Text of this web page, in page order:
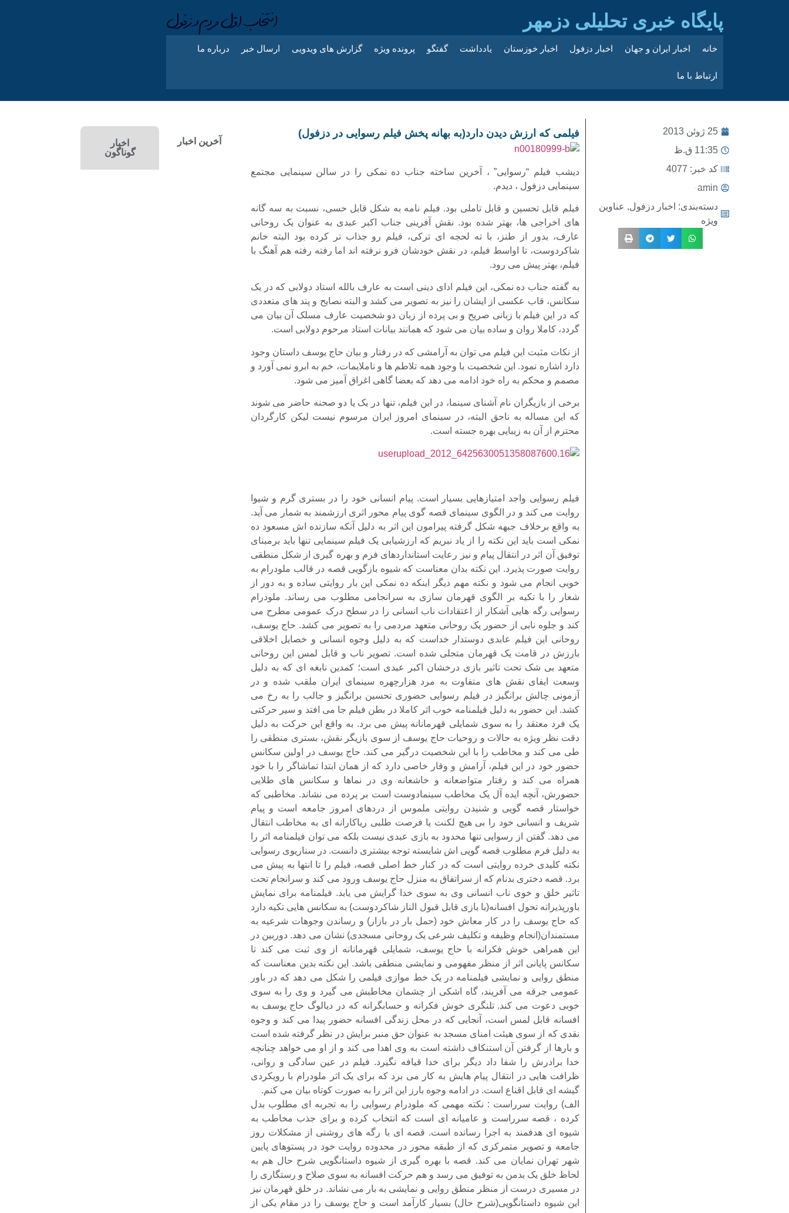
پایگاه خبری تحلیلی دزمهر
خانه اخبار ایران و جهان اخبار دزفول اخبار خوزستان یادداشت گفتگو پرونده ویژه گزارش های ویدویی ارسال خبر درباره ما
ارتباط با ما
25 ژوئن 2013
11:35 ق.ظ
کد خبر: 4077
amin
دسته‌بندی: اخبار دزفول, عناوین
ویژه
فیلمی که ارزش دیدن دارد(به بهانه پخش فیلم رسوایی در دزفول)
دیشب فیلم “رسوایی” ، آخرین ساخته جناب ده نمکی را در سالن سینمایی مجتمع
سینمایی دزفول ، دیدم.
فیلم قابل تحسین و قابل تاملی بود. فیلم نامه به شکل قابل حسی، نسبت به سه گانه
های اخراجی ها، بهتر شده بود. نقش آفرینی جناب اکبر عبدی به عنوان یک روحانی
عارف، بدور از طنز، با ته لحجه ای ترکی، فیلم رو جذاب تر کرده بود البته خانم
شاکردوست، تا اواسط فیلم، در نقش خودشان فرو نرفته اند اما رفته رفته هم آهنگ با
فیلم، بهتر پیش می رود.
به گفته جناب ده نمکی، این فیلم ادای دینی است به عارف بالله استاد دولابی که در یک
سکانس، قاب عکسی از ایشان را نیز به تصویر می کشد و البته نصایح و پند های متعددی
که در این فیلم با زبانی صریح و بی پرده از زبان دو شخصیت عارف مسلک آن بیان می
گردد، کاملا روان و ساده بیان می شود که همانند بیانات استاد مرحوم دولابی است.
از نکات مثبت این فیلم می توان به آرامشی که در رفتار و بیان حاج یوسف داستان وجود
دارد اشاره نمود. این شخصیت با وجود همه تلاطم ها و ناملایمات، خم به ابرو نمی آورد و
مصمم و محکم به راه خود ادامه می دهد که بعضا گاهی اغراق آمیز می شود.
برخی از بازیگران نام آشنای سینما، در این فیلم، تنها در یک یا دو صحنه حاضر می شوند
که این مساله به ناحق البته، در سینمای امروز ایران مرسوم نیست لیکن کارگردان
محترم از آن به زیبایی بهره جسته است.
فیلم رسوایی واجد امتیازهایی بسیار است. پیام انسانی خود را در بستری گرم و شیوا
روایت می کند و در الگوی سینمای قصه گوی پیام محور اثری ارزشمند به شمار می آید.
به واقع برخلاف جبهه شکل گرفته پیرامون این اثر به دلیل آنکه سازنده اش مسعود ده
نمکی است باید این نکته را از یاد نبریم که ارزشیابی یک فیلم سینمایی تنها باید برمبنای
توفیق آن اثر در انتقال پیام و نیز رعایت استانداردهای فرم و بهره گیری از شکل منطقی
روایت صورت پذیرد. این نکته بدان معناست که شیوه بازگویی قصه در قالب ملودرام به
خوبی انجام می شود و نکته مهم دیگر اینکه ده نمکی این بار روایتی ساده و به دور از
شعار را با تکیه بر الگوی قهرمان سازی به سرانجامی مطلوب می رساند. ملودرام
رسوایی رگه هایی آشکار از اعتقادات ناب انسانی را در سطح درک عمومی مطرح می
کند و جلوه نابی از حضور یک روحانی متعهد مردمی را به تصویر می کشد. حاج یوسف،
روحانی این فیلم عابدی دوستدار خداست که به دلیل وجوه انسانی و خصایل اخلاقی
بارزش در قامت یک قهرمان متجلی شده است. تصویر ناب و قابل لمس این روحانی
متعهد بی شک تحت تاثیر بازی درخشان اکبر عبدی است؛ کمدین نابغه ای که به دلیل
وسعت ایفای نقش های متفاوت به مرد هزارچهره سینمای ایران ملقب شده و در
آزمونی چالش برانگیز در فیلم رسوایی حضوری تحسین برانگیز و جالب را به رخ می
کشد. این حضور به دلیل فیلمنامه خوب اثر کاملا در بطن فیلم جا می افتد و سیر حرکتی
یک فرد معتقد را به سوی شمایلی قهرمانانه پیش می برد. به واقع این حرکت به دلیل
دقت نظر ویژه به حالات و روحیات حاج یوسف از سوی بازیگر نقش، بستری منطقی را
طی می کند و مخاطب را با این شخصیت درگیر می کند. حاج یوسف در اولین سکانس
حضور خود در این فیلم، آرامش و وقار خاصی دارد که از همان ابتدا تماشاگر را با خود
همراه می کند و رفتار متواضعانه و خاشعانه وی در نماها و سکانس های طلایی
حضورش، آنچه ایده آل یک مخاطب سینمادوست است بر پرده می نشاند. مخاطبی که
خواستار قصه گویی و شنیدن روایتی ملموس از دردهای امروز جامعه است و پیام
شریف و انسانی خود را بی هیچ لکنت یا فرصت طلبی ریاکارانه ای به مخاطب انتقال
می دهد. گفتن از رسوایی تنها محدود به بازی عبدی نیست بلکه می توان فیلمنامه اثر را
به دلیل فرم مطلوب قصه گویی اش شایسته توجه بیشتری دانست. در سناریوی رسوایی
نکته کلیدی خرده روایتی است که در کنار خط اصلی قصه، فیلم را تا انتها به پیش می
برد. قصه دختری بدنام که از سراتفاق به منزل حاج یوسف ورود می کند و سرانجام تحت
تاثیر خلق و خوی ناب انسانی وی به سوی خدا گرایش می یابد. فیلمنامه برای نمایش
باورپذیرانه تحول افسانه(با بازی قابل قبول الناز شاکردوست) به سکانس هایی تکیه دارد
که حاج یوسف را در کار معاش خود (حمل بار در بازار) و رساندن وجوهات شرعیه به
مستمندان(انجام وظیفه و تکلیف شرعی یک روحانی مسجدی) نشان می دهد. دوربین در
این همراهی خوش فکرانه با حاج یوسف، شمایلی قهرمانانه از وی ثبت می کند تا
سکانس پایانی اثر از منظر مفهومی و نمایشی منطقی باشد. این نکته بدین معناست که
منطق روایی و نمایشی فیلمنامه در یک خط موازی فیلمی را شکل می دهد که در باور
عمومی جرقه می آفریند، گاه اشکی از چشمان مخاطبش می گیرد و وی را به سوی
خوبی دعوت می کند. تلنگری خوش فکرانه و حسابگرانه که در دیالوگ حاج یوسف به
افسانه قابل لمس است، آنجایی که در محل زندگی افسانه حضور پیدا می کند و وجوه
نقدی که از سوی هیئت امنای مسجد به عنوان حق منبر برایش در نظر گرفته شده است
و بارها از گرفتن آن استنکاف داشته است به وی اهدا می کند و از او می خواهد چنانچه
خدا برادرش را شفا داد دیگر برای خدا قیافه نگیرد. فیلم در عین سادگی و روانی،
ظرافت هایی در انتقال پیام هایش به کار می برد که برای یک اثر ملودرام با رویکردی
گیشه ای قابل اقناع است. در ادامه وجوه بارز این اثر را به صورت کوتاه بیان می کنم.
الف) روایت سرراست : نکته مهمی که ملودرام رسوایی را به تجربه ای مطلوب بدل
کرده ، قصه سرراست و عامیانه ای است که انتخاب کرده و برای جذب مخاطب به
شیوه ای هدفمند به اجرا رسانده است. قصه ای با رگه های روشنی از مشکلات روز
جامعه و تصویر متمرکزی که از طبقه محور در محدوده روایت خود در پستوهای پایین
شهر تهران نمایان می کند. قصه با بهره گیری از شیوه داستانگویی شرح حال هم به
لحاظ خلق یک بدمن به توفیق می رسد و هم حرکت افسانه به سوی صلاح و رستگاری را
در مسیری درست از منظر منطق روایی و نمایشی به بار می نشاند. در خلق قهرمان نیز
این شیوه داستانگویی(شرح حال) بسیار کارآمد است و حاج یوسف را در مقام یکی از
آخرین اخبار
اخبار
گوناگون